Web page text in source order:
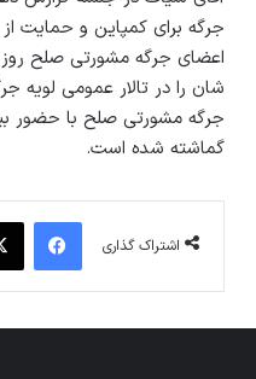
جرگه برای کمپاین و حمایت
شان را در تالار عمومی لویه
جرگه مشورتی صلح با حضور
گماشته شده است.
اشتراک گذاری
فیس بوک